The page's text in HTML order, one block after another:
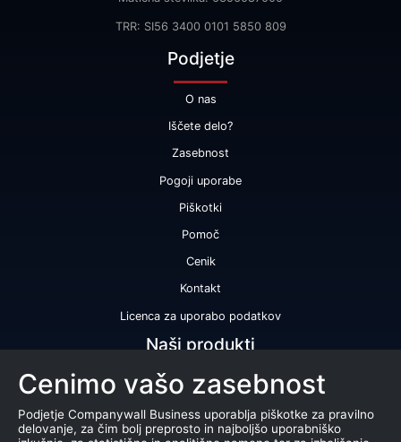
TRR: SI56 3400 0101 5850 809
Podjetje
O nas
Iščete delo?
Zasebnost
Pogoji uporabe
Piškotki
Pomoč
Cenik
Kontakt
Licenca za uporabo podatkov
Naši produkti
Bonitetna ocena
Bonitetno poročilo
Certifikat bonitetne odličnosti
Cenimo vašo zasebnost
Podjetje Companywall Business uporablja piškotke za pravilno
delovanje, za čim bolj preprosto in najboljšo uporabniško